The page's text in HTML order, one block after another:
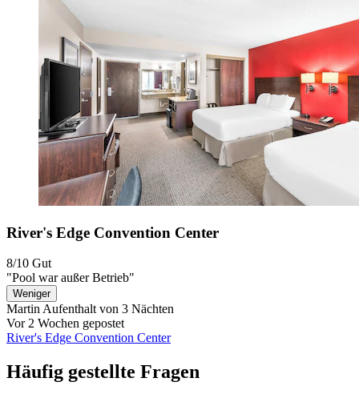
River's Edge Convention Center
8/10 Gut
"Pool war außer Betrieb"
Weniger
Martin Aufenthalt von 3 Nächten
Vor 2 Wochen gepostet
River's Edge Convention Center
Häufig gestellte Fragen